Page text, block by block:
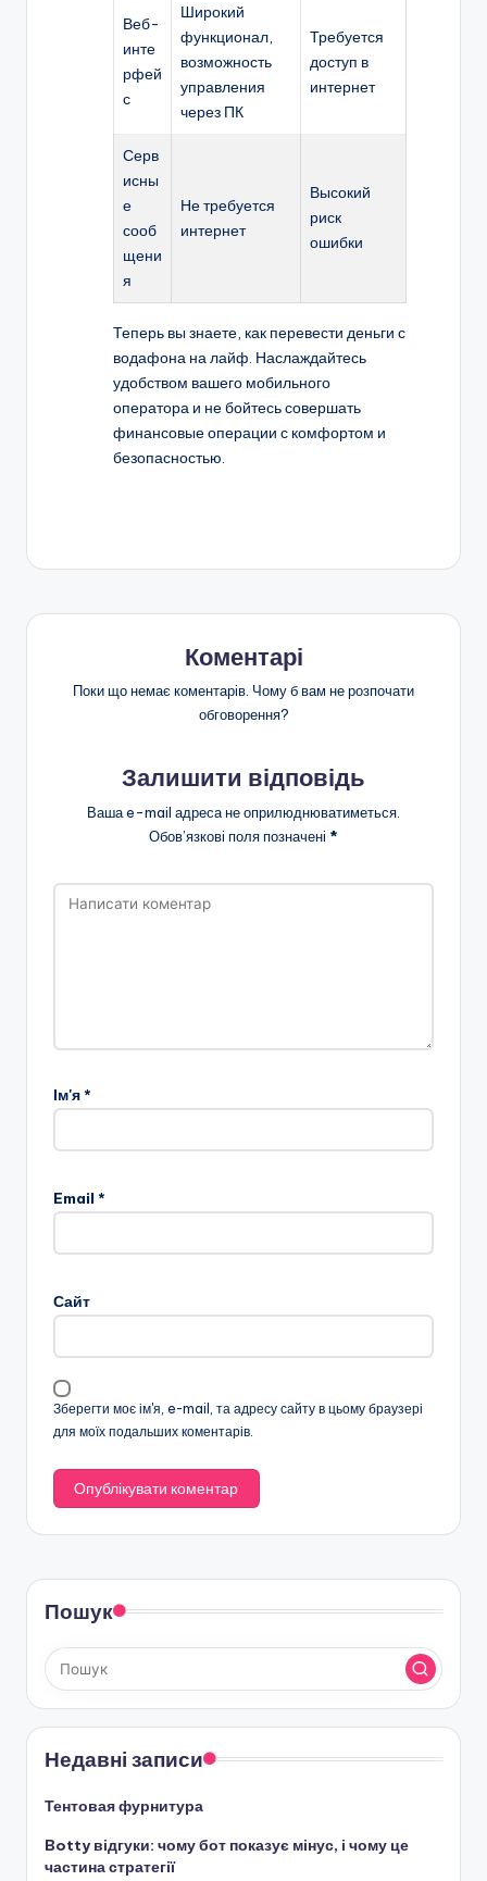
Веб-
инте
рфей
с
Широкий
функционал,
возможность
управления
через ПК
Требуется
доступ в
интернет
Серв
исны
е
сооб
щени
я
Не требуется
интернет
Высокий
риск
ошибки
Теперь вы знаете, как перевести деньги с
водафона на лайф. Наслаждайтесь
удобством вашего мобильного
оператора и не бойтесь совершать
финансовые операции с комфортом и
безопасностью.
Коментарі
Поки що немає коментарів. Чому б вам не розпочати
обговорення?
Залишити відповідь
Ваша e-mail адреса не оприлюднюватиметься.
Обов’язкові поля позначені *
Ім'я*
Email *
Сайт
Зберегти моє ім'я, e-mail, та адресу сайту в цьому браузері
для моїх подальших коментарів.
Пошук
Недавні записи
Тентовая фурнитура
Botty відгуки: чому бот показує мінус, і чому це
частина стратегії